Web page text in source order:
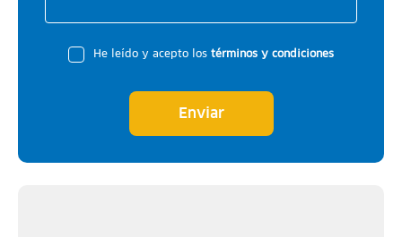
He leído y acepto los términos y condiciones
Enviar